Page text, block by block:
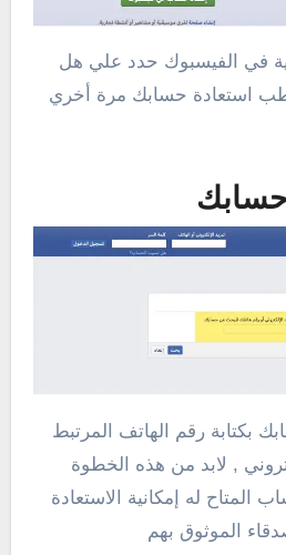
في الفيسبوك حدد علي هل
استعادة حسابك مرة أخري
بكتابة رقم الهاتف المرتبط
, لابد من هذه الخطوة
المتاح له إمكانية الاستعادة
الموثوق بهم